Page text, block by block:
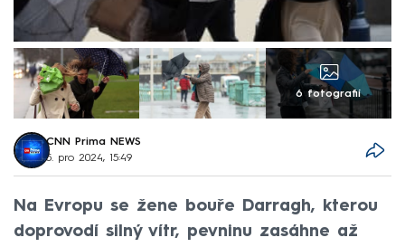
6 fotografií
CNN Prima NEWS
5. pro 2024, 15:49
Na Evropu se žene bouře Darragh, kterou
doprovodí silný vítr, pevninu zasáhne až